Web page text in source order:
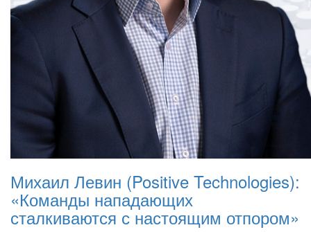
Михаил Левин (Positive Technologies):
«Команды нападающих
сталкиваются с настоящим отпором»